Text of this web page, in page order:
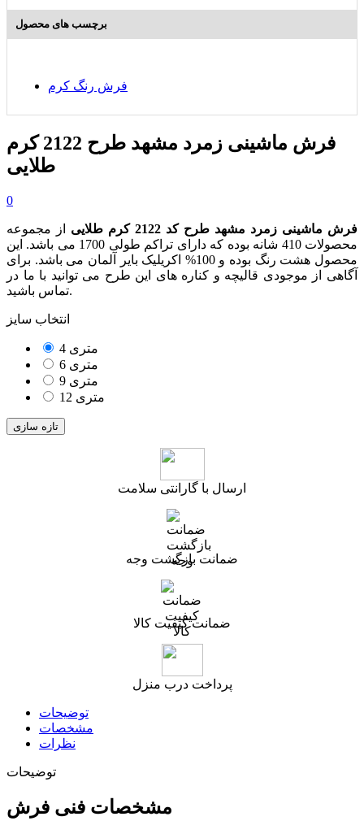
برچسب های محصول
فرش رنگ کرم
فرش ماشینی زمرد مشهد طرح 2122 کرم
طلایی
0
فرش ماشینی زمرد مشهد طرح کد 2122 کرم طلایی
از مجموعه
محصولات 410 شانه بوده که دارای تراکم طولی 1700 می باشد. این
محصول هشت رنگ بوده و 100% اکریلیک بایر آلمان می باشد. برای
آگاهی از موجودی قالیچه و کناره های این طرح می توانید با ما در
تماس باشید.
انتخاب سایز
4 متری
6 متری
9 متری
12 متری
ارسال با گارانتی سلامت
ضمانت بازگشت وجه
ضمانت کیفیت کالا
پرداخت درب منزل
توضیحات
مشخصات
نظرات
توضیحات
مشخصات فنی فرش